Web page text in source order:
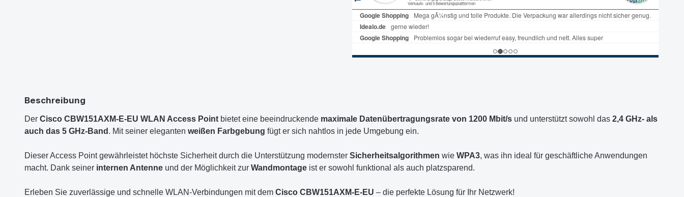
Beschreibung
Der Cisco CBW151AXM-E-EU WLAN Access Point bietet eine beeindruckende maximale Datenübertragungsrate von 1200 Mbit/s und unterstützt sowohl das 2,4 GHz- als
auch das 5 GHz-Band . Mit seiner eleganten weißen Farbgebung fügt er sich nahtlos in jede Umgebung ein.
Dieser Access Point gewährleistet höchste Sicherheit durch die Unterstützung modernster Sicherheitsalgorithmen wie WPA3, was ihn ideal für geschäftliche Anwendungen
macht. Dank seiner internen Antenne und der Möglichkeit zur Wandmontage ist er sowohl funktional als auch platzsparend.
Erleben Sie zuverlässige und schnelle WLAN-Verbindungen mit dem Cisco CBW151AXM-E-EU – die perfekte Lösung für Ihr Netzwerk!